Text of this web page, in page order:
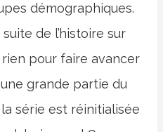
démographiques.
de l’histoire sur
pour faire avancer
une grande partie du
série est réinitialisée